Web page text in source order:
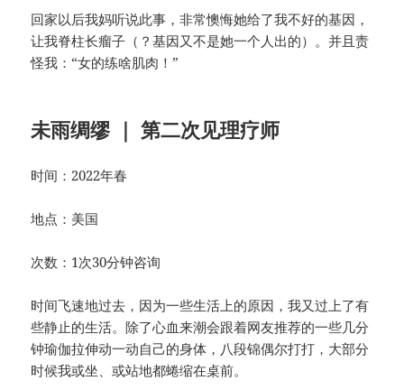
回家以后我妈听说此事，非常懊悔她给了我不好的基因，
让我脊柱长瘤子（？基因又不是她一个人出的）。并且责
怪我：“女的练啥肌肉！”
未雨绸缪 ｜ 第二次见理疗师
时间：2022年春
地点：美国
次数：1次30分钟咨询
时间飞速地过去，因为一些生活上的原因，我又过上了有
些静止的生活。除了心血来潮会跟着网友推荐的一些几分
钟瑜伽拉伸动一动自己的身体，八段锦偶尔打打，大部分
时候我或坐、或站地都蜷缩在桌前。